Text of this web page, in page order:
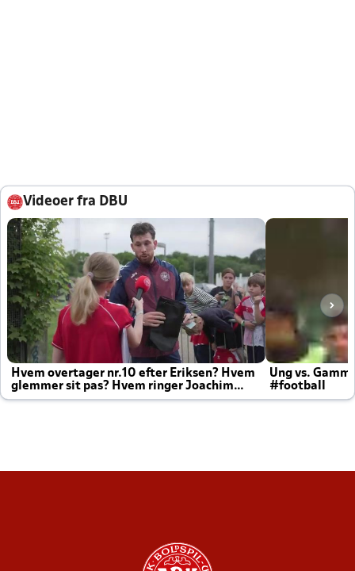
Videoer fra DBU
Hvem overtager nr.10 efter Eriksen? Hvem
glemmer sit pas? Hvem ringer Joachim
altid til efter kampe?
Ung vs.
#football